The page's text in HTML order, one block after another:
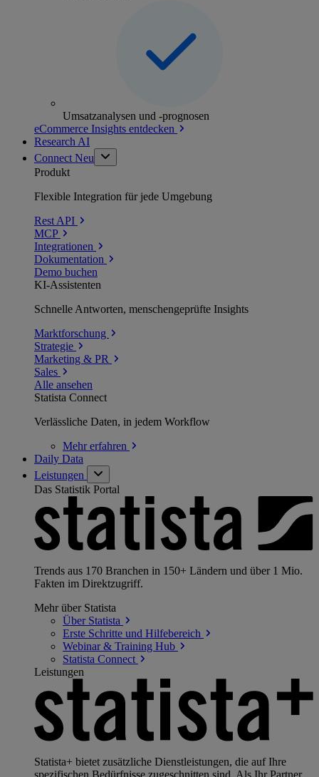
Umsatzanalysen und -prognosen
eCommerce Insights entdecken
Research AI
Connect Neu
Produkt
Flexible Integration für jede Umgebung
Rest API
MCP
Integrationen
Dokumentation
Demo buchen
KI-Assistenten
Schnelle Antworten, menschengeprüfte Insights
Marktforschung
Strategie
Marketing & PR
Sales
Alle ansehen
Statista Connect
Verlässliche Daten, in jedem Workflow
Mehrerfahren
Daily Data
Leistungen
Das Statistik Portal
Trends aus 170 Branchen in 150+ Ländern und über 1 Mio.
Fakten im Direktzugriff.
Mehr über Statista
Über Statista
Erste Schritte und Hilfebereich
Webinar & Training Hub
Statista Connect
Leistungen
Statista+ bietet zusätzliche Dienstleistungen, die auf Ihre
spezifischen Bedürfnisse zugeschnitten sind. Als Ihr Partner